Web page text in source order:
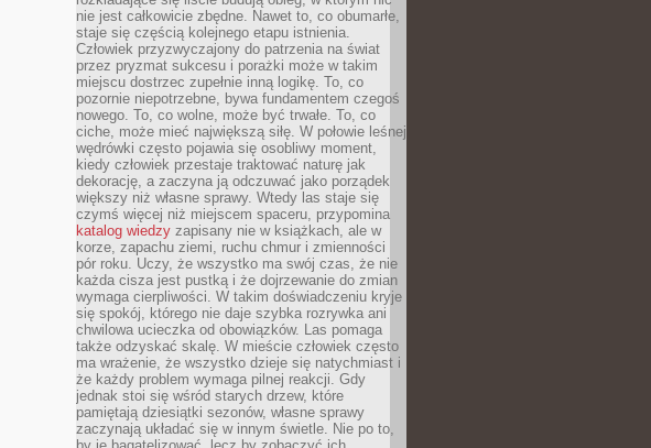
nie jest całkowicie zbędne. Nawet to, co obumarłe,
staje się częścią kolejnego etapu istnienia.
Człowiek przyzwyczajony do patrzenia na świat
przez pryzmat sukcesu i porażki może w takim
miejscu dostrzec zupełnie inną logikę. To, co
pozornie niepotrzebne, bywa fundamentem czegoś
nowego. To, co wolne, może być trwałe. To, co
ciche, może mieć największą siłę. W połowie leśnej
wędrówki często pojawia się osobliwy moment,
kiedy człowiek przestaje traktować naturę jak
dekorację, a zaczyna ją odczuwać jako porządek
większy niż własne sprawy. Wtedy las staje się
czymś więcej niż miejscem spaceru, przypomina
katalog wiedzy zapisany nie w książkach, ale w
korze, zapachu ziemi, ruchu chmur i zmienności
pór roku. Uczy, że wszystko ma swój czas, że nie
każda cisza jest pustką i że dojrzewanie do zmian
wymaga cierpliwości. W takim doświadczeniu kryje
się spokój, którego nie daje szybka rozrywka ani
chwilowa ucieczka od obowiązków. Las pomaga
także odzyskać skalę. W mieście człowiek często
ma wrażenie, że wszystko dzieje się natychmiast i
że każdy problem wymaga pilnej reakcji. Gdy
jednak stoi się wśród starych drzew, które
pamiętają dziesiątki sezonów, własne sprawy
zaczynają układać się w innym świetle. Nie po to,